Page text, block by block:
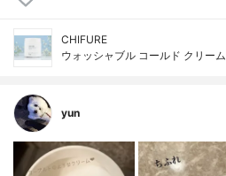
CHIFURE
ウォッシャブル コールド クリーム
yun